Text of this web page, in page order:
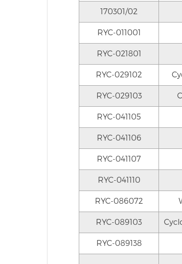
170301/02
RYC-011001
RYC-021801
RYC-029102
RYC-029103
RYC-041105
RYC-041106
RYC-041107
RYC-041110
RYC-086072
RYC-089103
RYC-089138